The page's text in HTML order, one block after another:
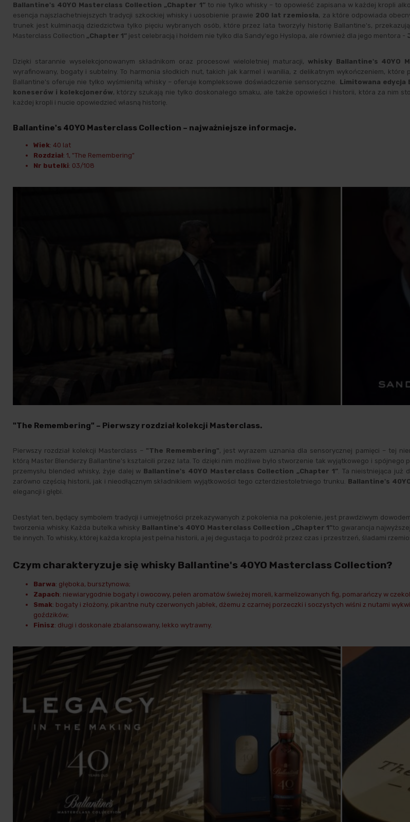
Ballantine's 40YO Masterclass Collection „Chapter 1”to nie tylko whisky – to opowieść zapisana w każdej kropli
esencja najszlachetniejszych tradycji szkockiej whisky i uosobienie prawie 200 lat rzemiosła, za które odpowiada
trunek jest kulminacją dziedzictwa tylko pięciu wybranych osób, które przez lata tworzyły historię Ballantine's,
Masterclass Collection „Chapter 1” jest celebracją i hołdem nie tylko dla Sandy'ego Hyslopa, ale również dla jego mentora -
Dzięki starannie wyselekcjonowanym składnikom oraz procesowi wieloletniej maturacji, whisky Ballantine's 40YO
wyrafinowany, bogaty i subtelny. To harmonia słodkich nut, takich jak karmel i wanilia, z delikatnym wykończeniem,
Ballantine's oferuje nie tylko wyśmienitą whisky – oferuje kompleksowe doświadczenie sensoryczne. Limitowana edycja
koneserów i kolekcjonerów, którzy szukają nie tylko doskonałego smaku, ale także opowieści i historii, która za nim
każdej kropli i nucie opowiedzieć własną historię.
Ballantine's 40YO Masterclass Collection – najważniejsze informacje.
Wiek: 40 lat
Rozdział: 1, "The Remembering"
Nr butelki: 03/108
"The Remembering" – Pierwszy rozdział kolekcji Masterclass.
Pierwszy rozdział kolekcji Masterclass – "The Remembering", jest wyrazem uznania dla sensorycznej pamięci – tej
którą Master Blenderzy Ballantine's kształcili przez lata. To dzięki nim możliwe było stworzenie tak wyjątkowego i spójnego
przemysłu blended whisky, żyje dalej w Ballantine's 40YO Masterclass Collection „Chapter 1”. Ta nieistniejąca już
zarówno częścią historii, jak i nieodłącznym składnikiem wyjątkowości tego czterdziestoletniego trunku. Ballantine's
elegancji i głębi.
Destylat ten, będący symbolem tradycji i umiejętności przekazywanych z pokolenia na pokolenie, jest prawdziwym
tworzenia whisky. Każda butelka whisky Ballantine's 40YO Masterclass Collection „Chapter 1”to gwarancja
tle innych. To whisky, której każda kropla jest pełna historii, a jej degustacja to podróż przez czas i przestrzeń, śladami
Czym charakteryzuje się whisky Ballantine's 40YO Masterclass Collection?
Barwa: głęboka, bursztynowa;
Zapach: niewiarygodnie bogaty i owocowy, pełen aromatów świeżej moreli, karmelizowanych fig, pomarańczy w
Smak: bogaty i złożony, pikantne nuty czerwonych jabłek, dżemu z czarnej porzeczki i soczystych wiśni z nutami
goździków;
Finisz: długi i doskonale zbalansowany, lekko wytrawny.